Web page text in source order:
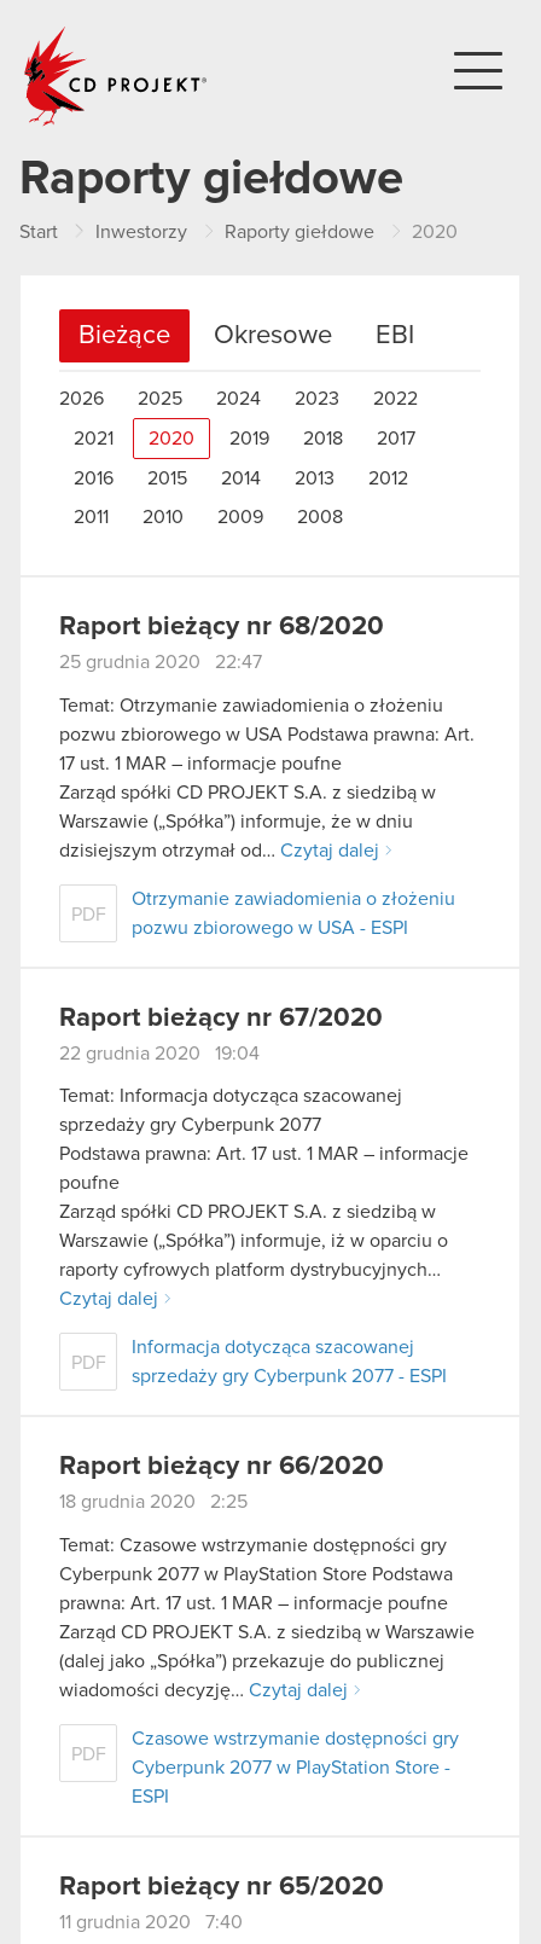
Raporty giełdowe
Start Inwestorzy Raporty giełdowe 2020
Bieżące Okresowe EBI
2026 2025 2024 2023 2022
2021 2020 2019 2018 2017
2016 2015 2014 2013
2012
2011
2010 2009 2008
Raport bieżący nr 68/2020
25 grudnia 2020 22:47
Temat: Otrzymanie zawiadomienia o złożeniu
pozwu zbiorowego w USA Podstawa prawna: Art.
17 ust. 1 MAR – informacje poufne
Zarząd spółki CD PROJEKT S.A. z siedzibą w
Warszawie („Spółka”) informuje, że w dniu
dzisiejszym otrzymał od… Czytaj dalej
PDF
Otrzymanie zawiadomienia o złożeniu
pozwu zbiorowego w USA - ESPI
Raport bieżący nr 67/2020
22 grudnia 2020 19:04
Temat: Informacja dotycząca szacowanej
sprzedaży gry Cyberpunk 2077
Podstawa prawna: Art. 17 ust. 1 MAR – informacje
poufne
Zarząd spółki CD PROJEKT S.A. z siedzibą w
Warszawie („Spółka”) informuje, iż w oparciu o
raporty cyfrowych platform dystrybucyjnych…
Czytaj dalej
PDF
Informacja dotycząca szacowanej
sprzedaży gry Cyberpunk 2077 - ESPI
Raport bieżący nr 66/2020
18 grudnia 2020 2:25
Temat: Czasowe wstrzymanie dostępności gry
Cyberpunk 2077 w PlayStation Store Podstawa
prawna: Art. 17 ust. 1 MAR – informacje poufne
Zarząd CD PROJEKT S.A. z siedzibą w Warszawie
(dalej jako „Spółka”) przekazuje do publicznej
wiadomości decyzję… Czytaj dalej
PDF
Czasowe wstrzymanie dostępności gry
Cyberpunk 2077 w PlayStation Store -
ESPI
Raport bieżący nr 65/2020
11 grudnia 2020 7:40